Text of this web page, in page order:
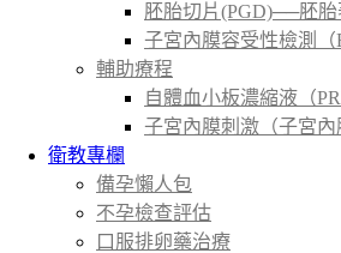
胚胎切片(PGD)──胚
子宮內膜容受性檢測（
輔助療程
自體血小板濃縮液（
子宮內膜刺激（子宮內
衛教專欄
備孕懶人包
不孕檢查評估
口服排卵藥治療